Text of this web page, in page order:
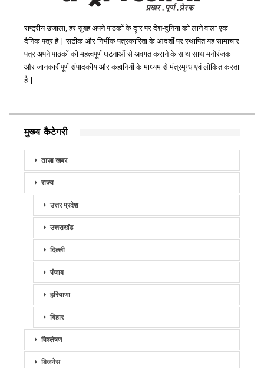
राष्ट्रीय उजाला, हर सुबह अपने पाठकों के दॄार पर देश-दुनिया को लाने वाला एक
दैनिक पत्र है | सटीक और निभींक पत्रकारिता के आदर्शों पर स्थापित यह सामाचार
पत्र अपने पाठकों को महत्वपूर्ण घटनाओं से अवगत कराने के साथ साथ मनोरंजक
और जानकारीपूर्ण संपादकीय और कहानियों के माध्यम से मंत्रमुग्ध एवं लोकित करता
है |
मुख्य कैटेगरी
ताज़ा खबर
राज्य
उत्तर प्रदेश
उत्तराखंड
दिल्ली
पंजाब
हरियाणा
बिहार
विश्लेषण
बिजनेस